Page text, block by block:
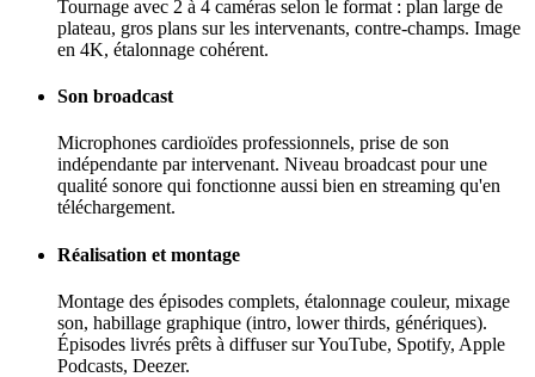
Tournage avec 2 à 4 caméras selon le format : plan large de
plateau, gros plans sur les intervenants, contre-champs. Image
en 4K, étalonnage cohérent.
Son broadcast
Microphones cardioïdes professionnels, prise de son
indépendante par intervenant. Niveau broadcast pour une
qualité sonore qui fonctionne aussi bien en streaming qu'en
téléchargement.
Réalisation et montage
Montage des épisodes complets, étalonnage couleur, mixage
son, habillage graphique (intro, lower thirds, génériques).
Épisodes livrés prêts à diffuser sur YouTube, Spotify, Apple
Podcasts, Deezer.